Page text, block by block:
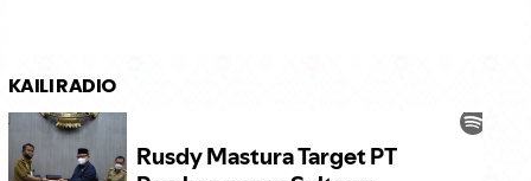
KAILI RADIO